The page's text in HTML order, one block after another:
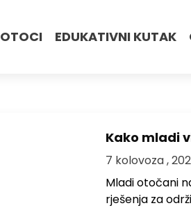
OTOCI EDUKATIVNI KUTAK
Kako mladi
7 kolovoza ,
Mladi otočani
rješenja za